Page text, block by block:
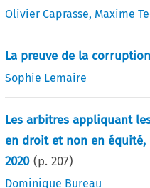
Olivier Caprasse, Maxime
La preuve de la corruption
Sophie Lemaire
Les arbitres appliquant
en droit et non en équité,
2020 (p.207)
Dominique Bureau